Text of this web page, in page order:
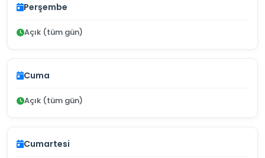
Perşembe
Açık (tüm gün)
Cuma
Açık (tüm gün)
Cumartesi